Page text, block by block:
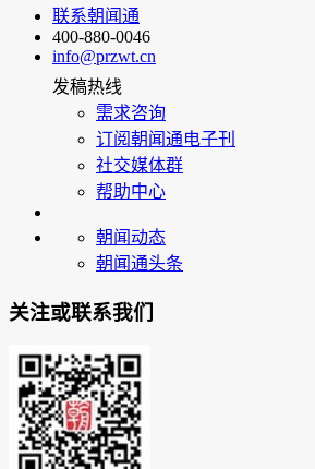
联系朝闻通
400-880-0046
info@przwt.cn
发稿热线
需求咨询
订阅朝闻通电子刊
社交媒体群
帮助中心
朝闻动态
朝闻通头条
关注或联系我们